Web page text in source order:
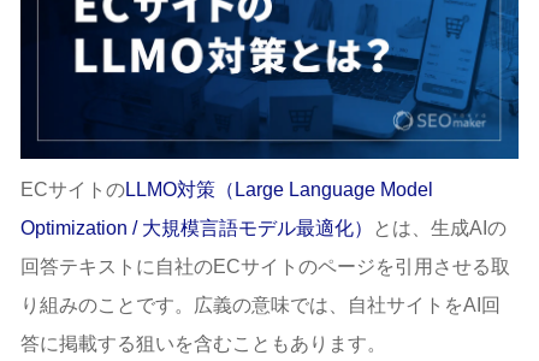
ECサイトのLLMO対策（Large Language Model
Optimization / 大規模言語モデル最適化）
とは、生成AIの
回答テキストに自社のECサイトのページを引用させる取
り組みのことです。広義の意味では、自社サイトをAI回
答に掲載する狙いを含むこともあります。